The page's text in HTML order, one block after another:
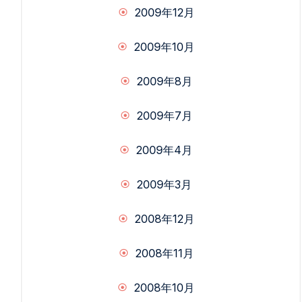
2009年12月
2009年10月
2009年8月
2009年7月
2009年4月
2009年3月
2008年12月
2008年11月
2008年10月